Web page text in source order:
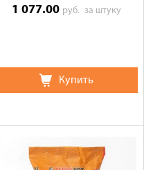
1 077.00 руб. за штуку
Купить